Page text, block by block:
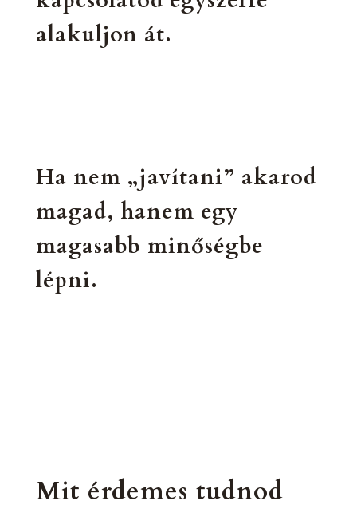
alakuljon át.
Ha nem „javítani” akarod
magad, hanem egy
magasabb minőségbe
lépni.
Mit érdemes tudnod